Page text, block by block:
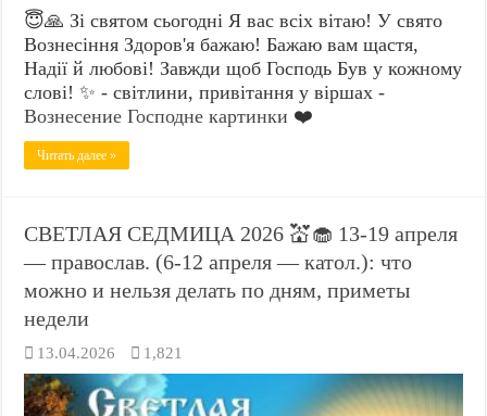
😇🙏 Зі святом сьогодні Я вас всіх вітаю! У свято
Вознесіння Здоров'я бажаю! Бажаю вам щастя,
Надії й любові! Завжди щоб Господь Був у кожному
слові! ✨ - світлини, привітання у віршах -
Вознесение Господне картинки ❤️
Читать далее »
СВЕТЛАЯ СЕДМИЦА 2026 💒🧁 13-19 апреля
— православ. (6-12 апреля — катол.): что
можно и нельзя делать по дням, приметы
недели
13.04.2026 1,821